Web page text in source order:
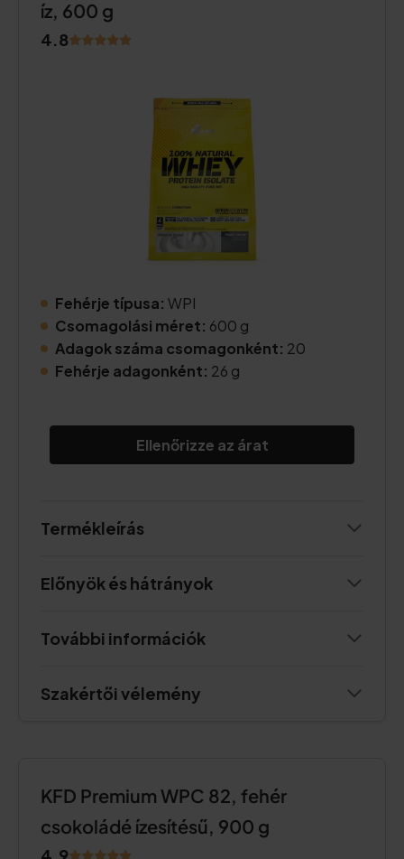
íz, 600 g
4.8
Fehérje típusa: WPI
Csomagolási méret: 600 g
Adagok száma csomagonként: 20
Fehérje adagonként: 26 g
Ellenőrizze az árat
Termékleírás
Előnyök és hátrányok
További információk
Szakértői vélemény
KFD Premium WPC 82, fehér
csokoládé ízesítésű, 900 g